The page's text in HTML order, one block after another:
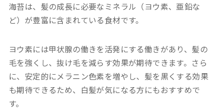
海苔は、髪の成長に必要なミネラル（ヨウ素、亜鉛な
ど）が豊富に含まれている食材です。
ヨウ素には甲状腺の働きを活発にする働きがあり、髪の
毛を強くし、抜け毛を減らす効果が期待できます。さら
に、安定的にメラニン色素を増やし、髪を黒くする効果
も期待できるため、白髪が気になる方にもおすすめで
す。